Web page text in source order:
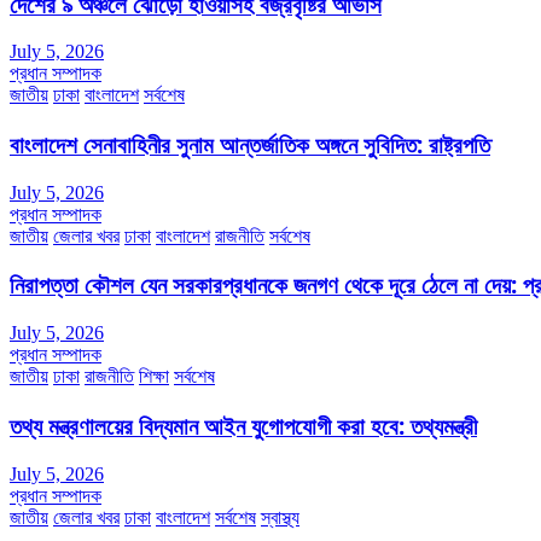
July 5, 2026
প্রধান সম্পাদক
জাতীয় ঢাকা বাংলাদেশ সর্বশেষ
বাংলাদেশ সেনাবাহিনীর সুনাম আন্তর্জাতিক অঙ্গনে সুবিদিত: রাষ্ট্রপতি
July 5, 2026
প্রধান সম্পাদক
জাতীয় জেলার খবর ঢাকা বাংলাদেশ রাজনীতি সর্বশেষ
নিরাপত্তা কৌশল যেন সরকারপ্রধানকে জনগণ থেকে দূরে ঠেলে না দেয়:
July 5, 2026
প্রধান সম্পাদক
জাতীয় ঢাকা রাজনীতি শিক্ষা সর্বশেষ
তথ্য মন্ত্রণালয়ের বিদ্যমান আইন যুগোপযোগী করা হবে: তথ্যমন্ত্রী
July 5, 2026
প্রধান সম্পাদক
জাতীয় জেলার খবর ঢাকা বাংলাদেশ সর্বশেষ স্বাস্থ্য